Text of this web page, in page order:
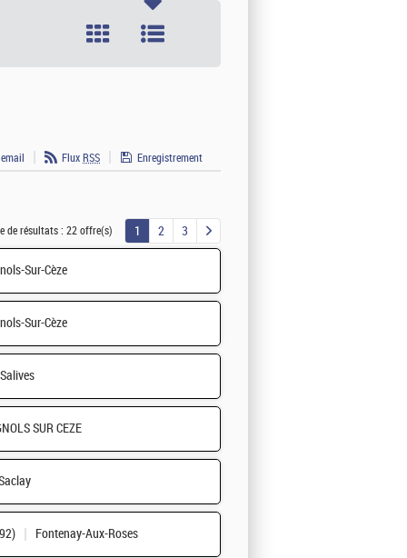
Flux RSS
Enregistrement
de résultats : 22 offre(s) 1 2 3
Sur-Cèze
Sur-Cèze
Salives
SUR CEZE
Fontenay-Aux-Roses